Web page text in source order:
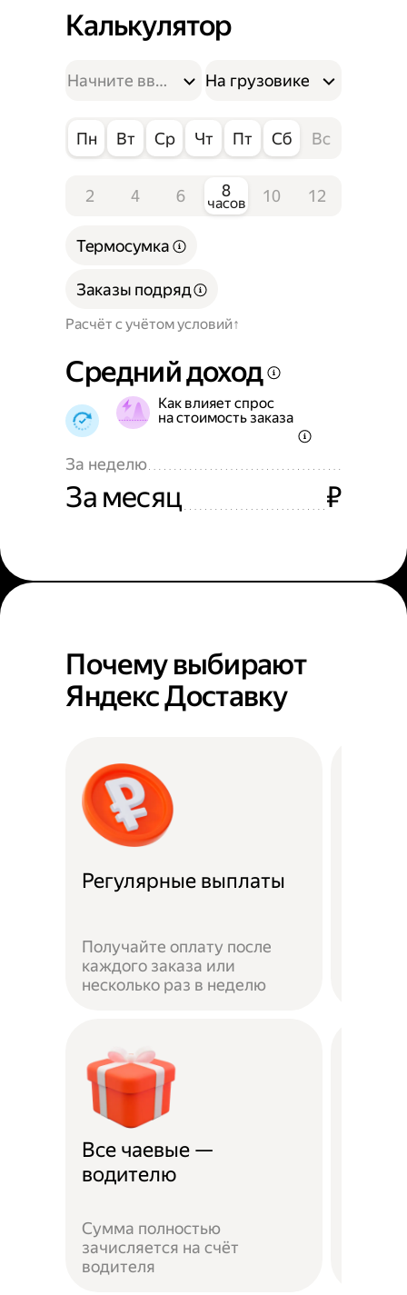
Калькулятор
На грузовике
Пн Вт Ср Чт Пт Сб Вс
2 4 6 8
часов 10 12
Расчёт с учётом условий
Термосумка
Заказы подряд
Средний доход
Как влияет спрос
на стоимость заказа
За неделю
За месяц ₽
Почему выбирают
Яндекс Доставку
Регулярные выплаты
Получайте оплату после
каждого заказа или
несколько раз в неделю
Все чаевые —
водителю
Сумма полностью
зачисляется на счёт
водителя